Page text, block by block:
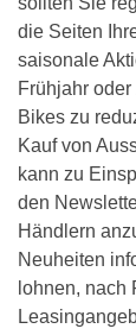
die Seiten
saisonale
Frühjahr
Bikes zu
Kauf von
kann zu
den
Händlern
Neuheiten
lohnen, nach